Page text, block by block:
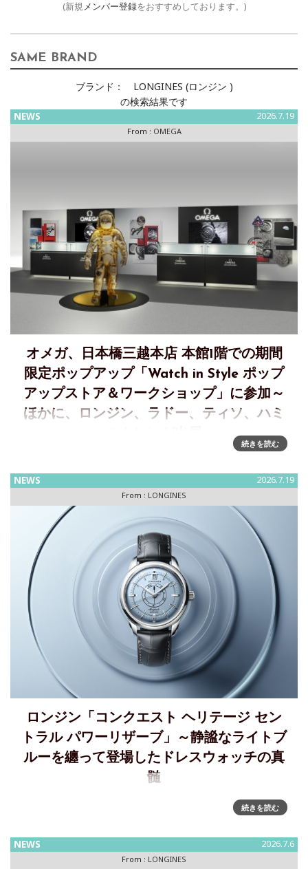
(新規メンバー登録をおすすめしております。)
SAME BRAND
ブランド：
LONGINES (ロンジン )
の検索結果です
NEWS 2026.7.19
From : OMEGA
オメガ、日本橋三越本店 本館1階での期間
限定ポップアップ「Watch in Style ポップ
アップストア＆ワークショップ」に参加～
ほかに、ロンジン、ラドー、ティソ、ハミ
ップアップ「Watch in Style ポップアップストア＆ワークシ
ョップ」に、Omega（オメガ）、Longines（ロンジン）、
Rado（ラドー）、Tissot（ティソ）、Ha
続きを読む
NEWS 2026.7.19
From : LONGINES
ロンジン「コンクエスト ヘリテージ セン
トラル パワーリザーブ」～静謐なライトブ
ルーを纏って登場したドレスウォッチの真
髄
ヘリテージを宿したドレスウォッチの真髄「コンクエスト ヘ
リテージ セントラル パワーリザーブ」静謐なライトブルーを
ンジン」は、ヘリテージを宿したドレスウォッチとして高い
評価を
続きを読む
NEWS 2026.7.6
From : LONGINES